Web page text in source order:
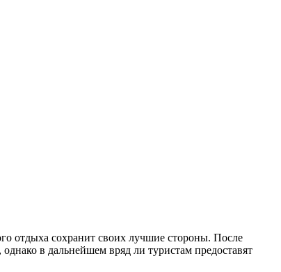
отдыха сохранит своих лучшие стороны. После
в дальнейшем вряд ли туристам предоставят